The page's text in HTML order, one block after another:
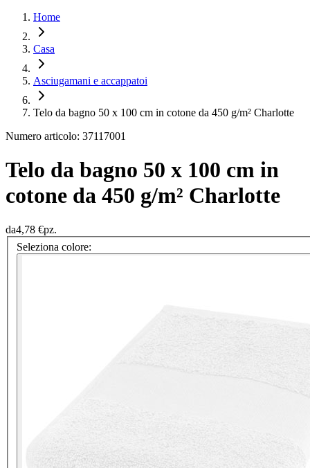
Home
Casa
Asciugamani e accappatoi
Telo da bagno 50 x 100 cm in cotone da 450 g/m² Charlotte
Numero articolo: 37117001
Telo da bagno 50 x 100 cm in
cotone da 450 g/m² Charlotte
da4,78 €pz.
Seleziona colore: